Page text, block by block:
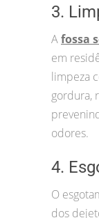
3.
Afossa
em
limpeza
gordura,
odores.
4.
O
dos